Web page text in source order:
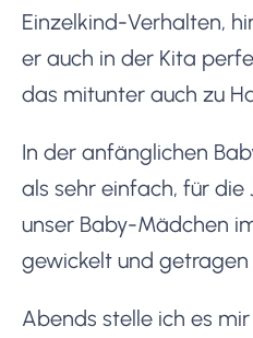
Einzelkind-Verhalten,
er auch in der Kita
das mitunter auch zu
In der anfänglichen
als sehr einfach, für die
unser Baby-Mädchen
gewickelt und getragen
Abends stelle ich es